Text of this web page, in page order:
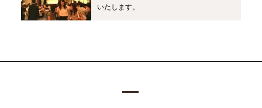
いたします。